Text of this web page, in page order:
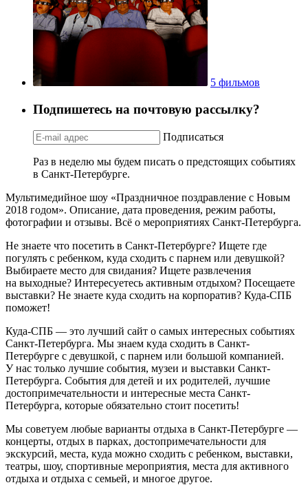
5 фильмов
Подпишетесь на почтовую рассылку?
Подписаться
Раз в неделю мы будем писать о предстоящих событиях
в Санкт-Петербурге.
Мультимедийное шоу «Праздничное поздравление с Новым
2018 годом». Описание, дата проведения, режим работы,
фотографии и отзывы. Всё о мероприятиях Санкт-Петербурга.
Не знаете что посетить в Санкт-Петербурге? Ищете где
погулять с ребенком, куда сходить с парнем или девушкой?
Выбираете место для свидания? Ищете развлечения
на выходные? Интересуетесь активным отдыхом? Посещаете
выставки? Не знаете куда сходить на корпоратив? Куда-СПБ
поможет!
Куда-СПБ — это лучший сайт о самых интересных событиях
Санкт-Петербурга. Мы знаем куда сходить в Санкт-
Петербурге с девушкой, с парнем или большой компанией.
У нас только лучшие события, музеи и выставки Санкт-
Петербурга. События для детей и их родителей, лучшие
достопримечательности и интересные места Санкт-
Петербурга, которые обязательно стоит посетить!
Мы советуем любые варианты отдыха в Санкт-Петербурге —
концерты, отдых в парках, достопримечательности для
экскурсий, места, куда можно сходить с ребенком, выставки,
театры, шоу, спортивные мероприятия, места для активного
отдыха и отдыха с семьей, и многое другое.